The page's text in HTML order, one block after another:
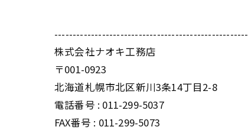
株式会社ナオキ工務店
〒001-0923
北海道札幌市北区新川3条14丁目2-8
電話番号 : 011-299-5037
FAX番号 : 011-299-5073